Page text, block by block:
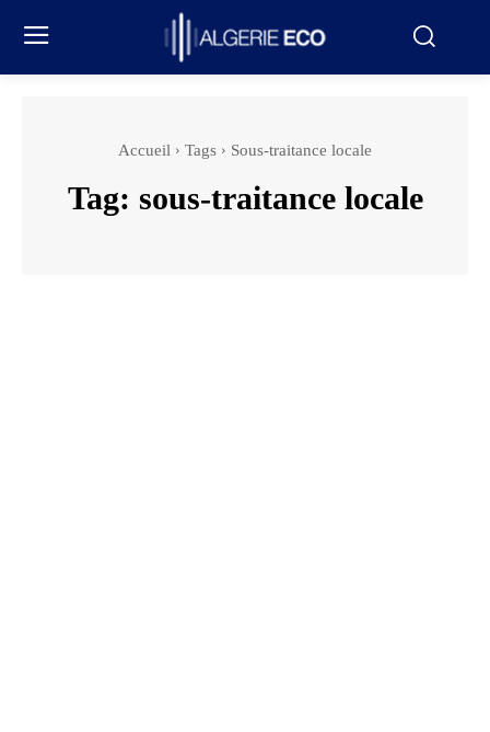
Accueil Tags Sous-traitance locale
Tag: sous-traitance locale